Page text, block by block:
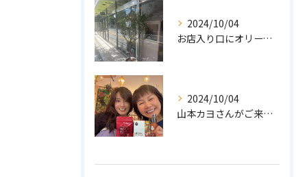
2024/10/04
お店入り口にオリーブの木を置きました🌲
2024/10/04
山本カヨさんがご来店💓